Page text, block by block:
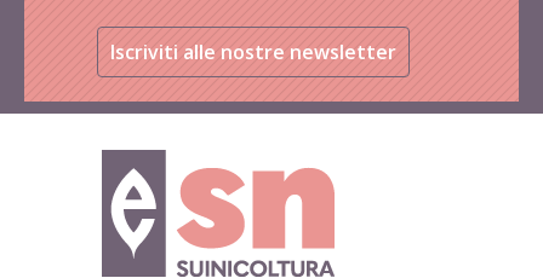
Iscriviti alle nostre newsletter